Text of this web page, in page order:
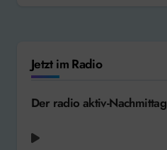
Jetzt im Radio
Der radio aktiv-Nachmittag